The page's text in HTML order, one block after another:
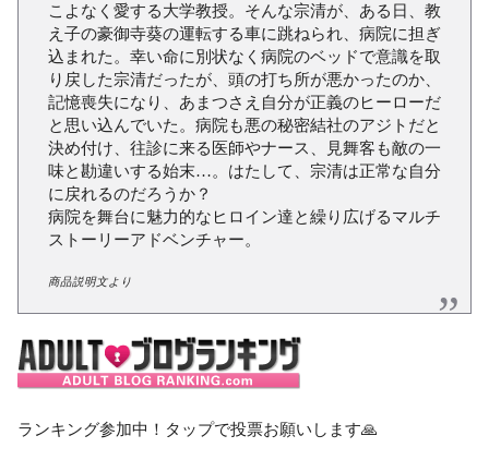
こよなく愛する大学教授。そんな宗清が、ある日、教
え子の豪御寺葵の運転する車に跳ねられ、病院に担ぎ
込まれた。幸い命に別状なく病院のベッドで意識を取
り戻した宗清だったが、頭の打ち所が悪かったのか、
記憶喪失になり、あまつさえ自分が正義のヒーローだ
と思い込んでいた。病院も悪の秘密結社のアジトだと
決め付け、往診に来る医師やナース、見舞客も敵の一
味と勘違いする始末…。はたして、宗清は正常な自分
に戻れるのだろうか？
病院を舞台に魅力的なヒロイン達と繰り広げるマルチ
ストーリーアドベンチャー。
商品説明文より
ランキング参加中！タップで投票お願いします🙏